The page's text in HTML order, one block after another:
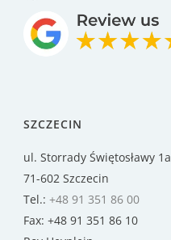
SZCZECIN
ul. Storrady Świętosławy 1a
71-602 Szczecin
Tel.: +48 91 351 86 00
Fax: +48 91 351 86 10